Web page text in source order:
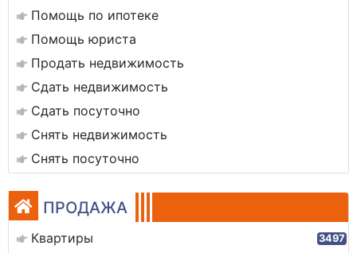
Помощь по ипотеке
Помощь юриста
Продать недвижимость
Сдать недвижимость
Сдать посуточно
Снять недвижимость
Снять посуточно
ПРОДАЖА
Квартиры 3497